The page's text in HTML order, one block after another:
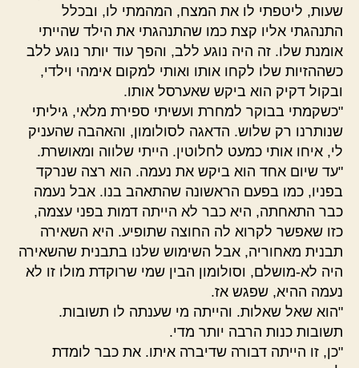
שעות, ליטפתי לו את המצח, המהמתי לו, ובכלל
התנהגתי אליו קצת כמו שהתנהגתי את הילד שהייתי
אומנת שלו. זה היה נוגע ללב, והפך עוד יותר נוגע ללב
כשההזיות שלו לקחו אותו ואותי למקום אימהי וילדי,
ובקול דקיק הוא ביקש שאערסל אותו.
"כשקמתי בבוקר למחרת ועשיתי ספירת מלאי, גיליתי
שנותרנו רק שלוש. הדאגה לסולומון, והאהבה שהעניק
לי, איחו אותי כמעט לחלוטין. הייתי שלווה ומאושרת.
"עד שיום אחד הוא ביקש את נעמה. הוא רצה שנרקד
בפניו, כמו בפעם הראשונה שהתאהב בנו. אבל נעמה
כבר התאחתה, היא כבר לא הייתה דמות בפני עצמה,
כזו שאפשר לקרוא לה החוצה שתופיע. היא השאירה
תבנית מאחוריה, אבל השימוש שלנו בתבנית שהשאירה
היה לא-מושלם, וסולומון הבין שמי שרוקדת מולו זו לא
נעמה ההיא, שפגש אז.
"הוא שאל שאלות. והייתה מי שענתה לו תשובות.
תשובות כנות הרבה יותר מדי.
"כן, זו הייתה דבורה שדיברה איתו. את כבר לומדת